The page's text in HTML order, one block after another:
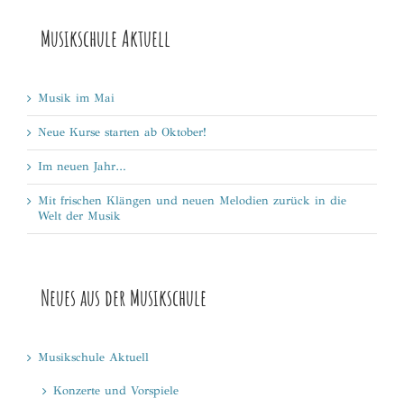
Musikschule Aktuell
Musik im Mai
Neue Kurse starten ab Oktober!
Im neuen Jahr…
Mit frischen Klängen und neuen Melodien zurück in die
Welt der Musik
Neues aus der Musikschule
Musikschule Aktuell
Konzerte und Vorspiele